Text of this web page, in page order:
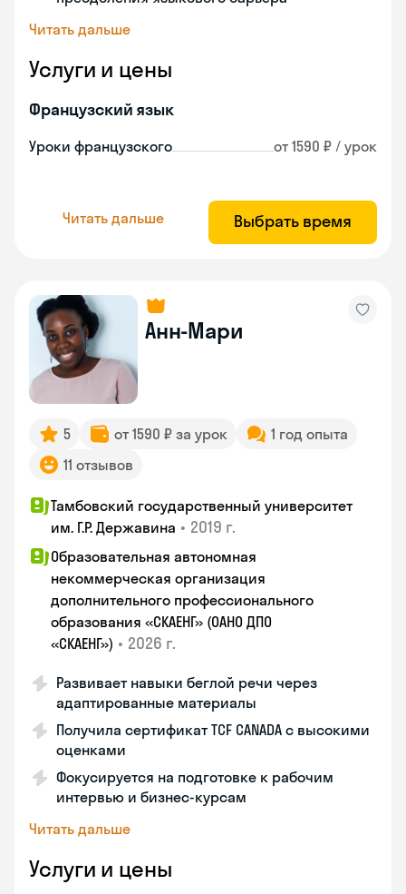
Читать дальше
Услуги и цены
Французский язык
Уроки французского от 1590 ₽ / урок
Читать дальше Выбрать время
Анн-Мари
5 от 1590 ₽ за урок
1 год опыта
11 отзывов
Тамбовский государственный университет
им. Г.Р. Державина • 2019 г.
Образовательная автономная
некоммерческая организация
дополнительного профессионального
образования «СКАЕНГ» (ОАНО ДПО
«СКАЕНГ») • 2026 г.
Развивает навыки беглой речи через
адаптированные материалы
Получила сертификат TCF CANADA с высокими
оценками
Фокусируется на подготовке к рабочим
интервью и бизнес-курсам
Читать дальше
Услуги и цены